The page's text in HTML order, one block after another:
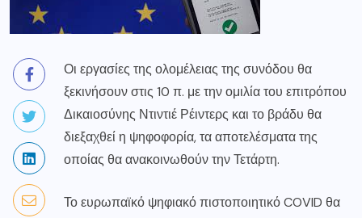
Οι εργασίες της ολομέλειας της συνόδου θα
ξεκινήσουν στις 10 π. με την ομιλία του επιτρόπου
Δικαιοσύνης Ντιντιέ Ρέιντερς και το βράδυ θα
διεξαχθεί η ψηφοφορία, τα αποτελέσματα της
οποίας θα ανακοινωθούν την Τετάρτη.
Το ευρωπαϊκό ψηφιακό πιστοποιητικό COVID θα